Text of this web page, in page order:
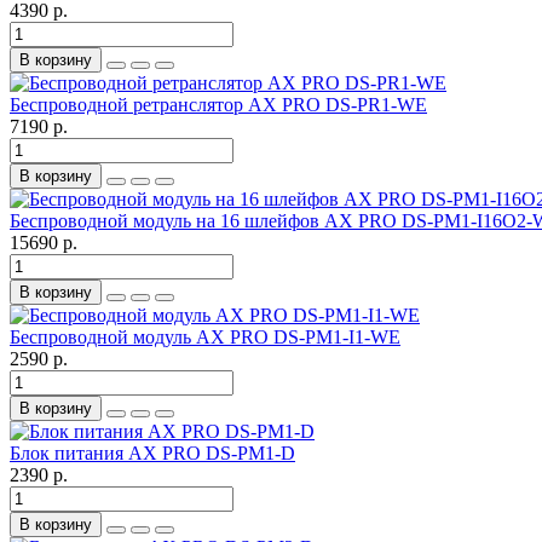
4390 р.
В корзину
Беспроводной ретранслятор AX PRO DS-PR1-WE
7190 р.
В корзину
Беспроводной модуль на 16 шлейфов AX PRO DS-PM1-I16O2-
15690 р.
В корзину
Беспроводной модуль AX PRO DS-PM1-I1-WE
2590 р.
В корзину
Блок питания AX PRO DS-PM1-D
2390 р.
В корзину